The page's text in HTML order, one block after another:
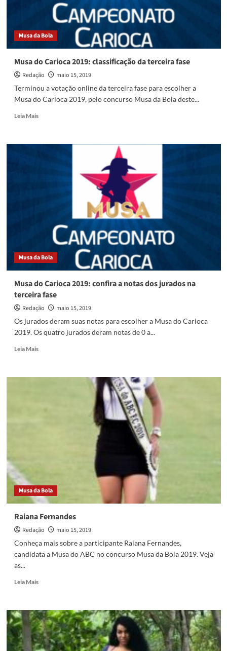
terceira
Musa da Bola
Musa do Carioca 2019: classificação da terceira fase
Redação
maio 15, 2019
Terminou a votação online da terceira fase para escolher a
Musa do Carioca 2019, pelo concurso Musa da Bola deste...
Leia MaisRead
Musa
Musa da Bola
Musa do Carioca 2019: confira a notas dos jurados na
terceira fase
Redação
maio 15, 2019
Os jurados deram suas notas para escolher a Musa do Carioca
2019. Os quatro jurados deram notas de 0 a...
Leia MaisRead
Musa
Musa da Bola
Raiana Fernandes
Redação
maio 15, 2019
Conheça mais sobre a participante Raiana Fernandes,
candidata a Musa do ABC no concurso Musa da Bola 2019. Veja
as...
Leia MaisRead
Raiana
Fernandes